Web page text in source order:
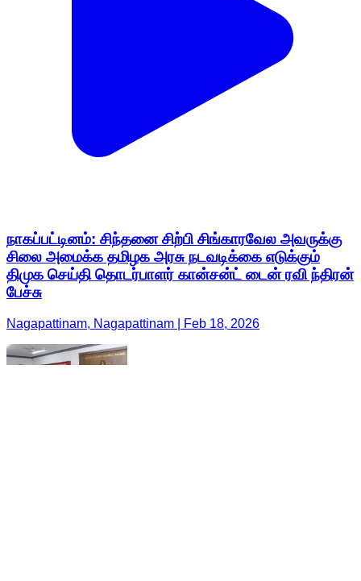
நாகப்பட்டினம்: சிந்தனை சிற்பி சிங்காரவேல அவருக்கு
சிலை அமைக்க தமிழக அரசு நடவடிக்கை எடுக்கும்
திமுக செய்தி தொடர்பாளர் கான்சன்ட் டைன் ரவி ந்திரன்
பேச்சு
Nagapattinam, Nagapattinam | Feb 18, 2026